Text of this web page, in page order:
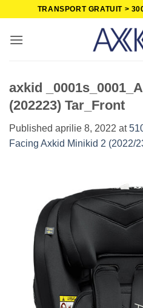
content
TRANSPORT GRATUIT >
axkid
(202223) Tar_Front
Published aprilie 8, 2022 at
Facing Axkid Minikid 2 (2022/